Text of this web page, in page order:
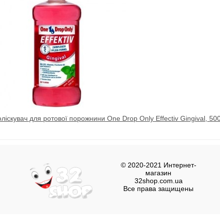
для ротової порожнини One Drop Only Effectiv Gingival,
© 2020-2021 Интернет-
магазин
32shop.com.ua
Все права защищены